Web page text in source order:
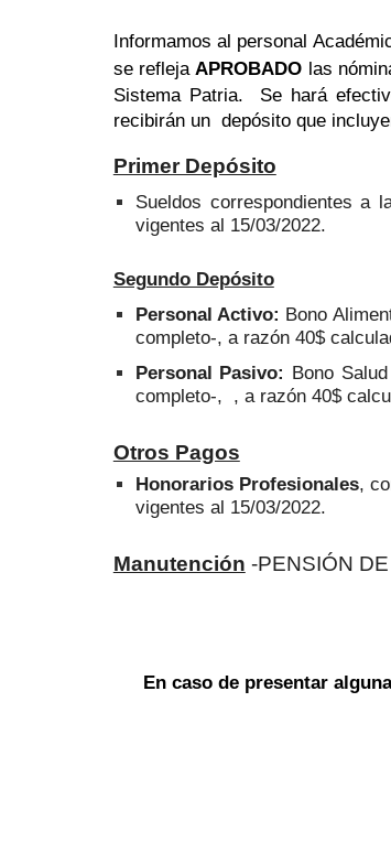
Informamos al personal
se reflejaAPROBADO las
Sistema Patria. Se hará
recibirán un depósito que
Primer Depósito
Sueldos correspondientes a
vigentes al 15/03/2022.
Segundo Depósito
Personal Activo: Bono
completo-, a razón 40$
Personal Pasivo: Bono
completo-, , a razón 40$
Otros Pagos
Honorarios Profesionales,
vigentes al 15/03/2022.
Manutención -PENSIÓN
En caso de presentar